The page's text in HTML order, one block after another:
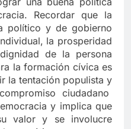
Recordar que la
político y de gobierno
la prosperidad
de la persona
la formación cívica es
la tentación populista y
ciudadano
y implica que
valor y se involucre